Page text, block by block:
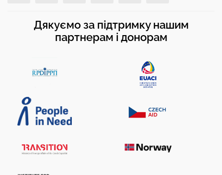
Дякуємо за підтримку нашим
партнерам і донорам